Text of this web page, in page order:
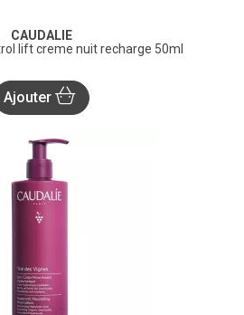
CAUDALIE
lift creme nuit recharge 50ml
Ajouter